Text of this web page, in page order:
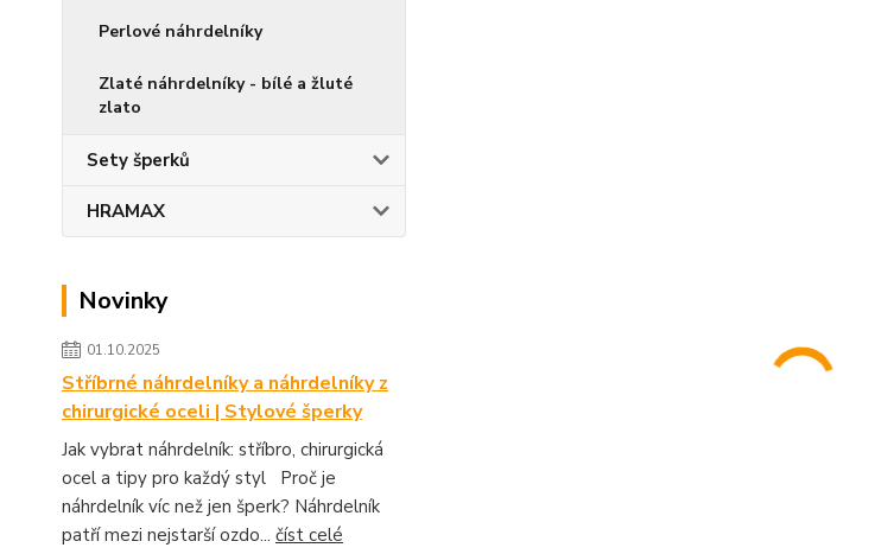
Perlové náhrdelníky
Zlaté náhrdelníky - bílé a žluté
zlato
Sety šperků
HRAMAX
Novinky
01.10.2025
Stříbrné náhrdelníky a náhrdelníky z
chirurgické oceli | Stylové šperky
Jak vybrat náhrdelník: stříbro, chirurgická
ocel a tipy pro každý styl Proč je
náhrdelník víc než jen šperk? Náhrdelník
patří mezi nejstarší ozdo... číst celé